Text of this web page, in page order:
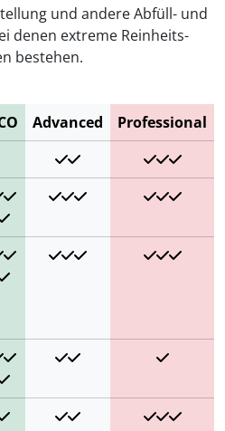
und andere Abfüll- und
denen extreme Reinheits-
bestehen.
Advanced
Professional